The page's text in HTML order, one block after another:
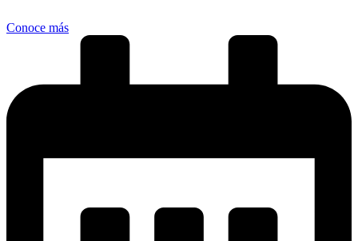
Conoce más